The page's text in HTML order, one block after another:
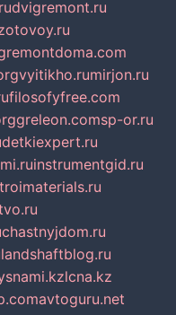
dvigremont.ru
remontdoma.com
vyitikho.rumirjon.ru
filosofyfree.com
greleon.comsp-or.ru
detkiexpert.ru
instrumentgid.ru
chastnyjdom.ru
landshaftblog.ru
lcna.kz
avtoguru.net